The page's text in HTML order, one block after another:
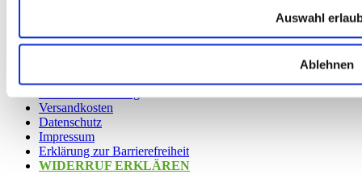
Auswahl
Ablehnen
FAQ
Newsletter
Versandkosten
Datenschutz
Impressum
Erklärung zur Barrierefreiheit
WIDERRUF ERKLÄREN